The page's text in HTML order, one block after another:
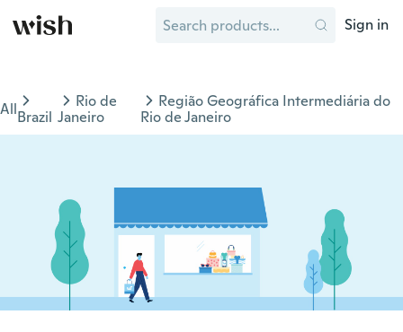
Sign in
AllBrazil
Rio de
Janeiro
Região Geográfica Intermediária do
Rio de Janeiro